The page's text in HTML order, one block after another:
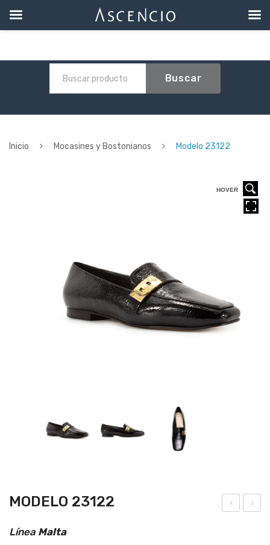
Buscar
Inicio Mocasines y Bostonianos Modelo 23122
HOVER
HOVER
HOVER
MODELO 23122
Línea Malta